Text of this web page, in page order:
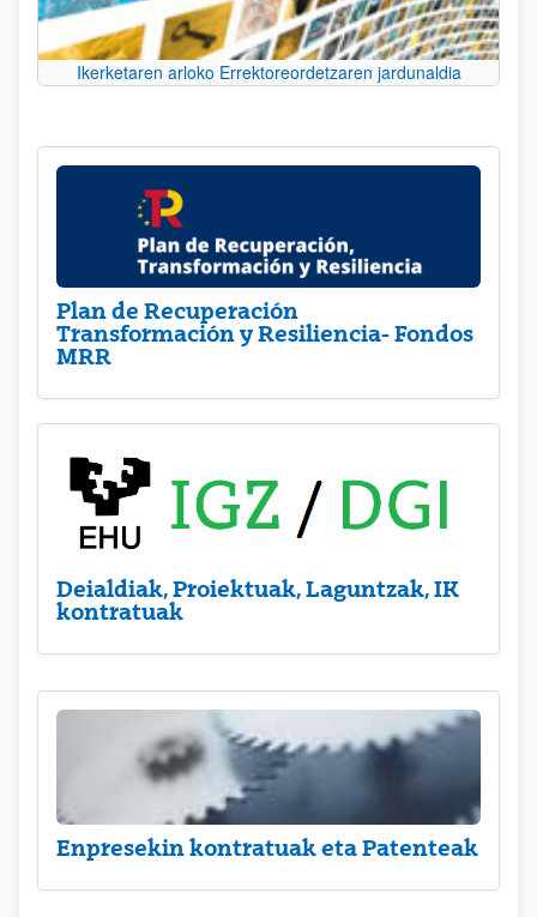
Ikerketaren arloko Errektoreordetzaren jardunaldia
Plan de Recuperación
Transformación y Resiliencia- Fondos
MRR
Deialdiak, Proiektuak, Laguntzak, IK
kontratuak
Enpresekin kontratuak eta Patenteak